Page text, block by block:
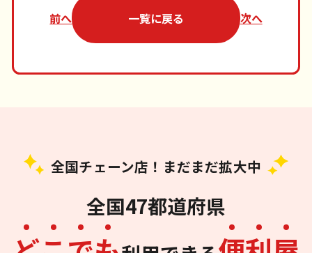
前へ 一覧に戻る 次へ
全国チェーン店！まだまだ拡大中
全国47都道府県